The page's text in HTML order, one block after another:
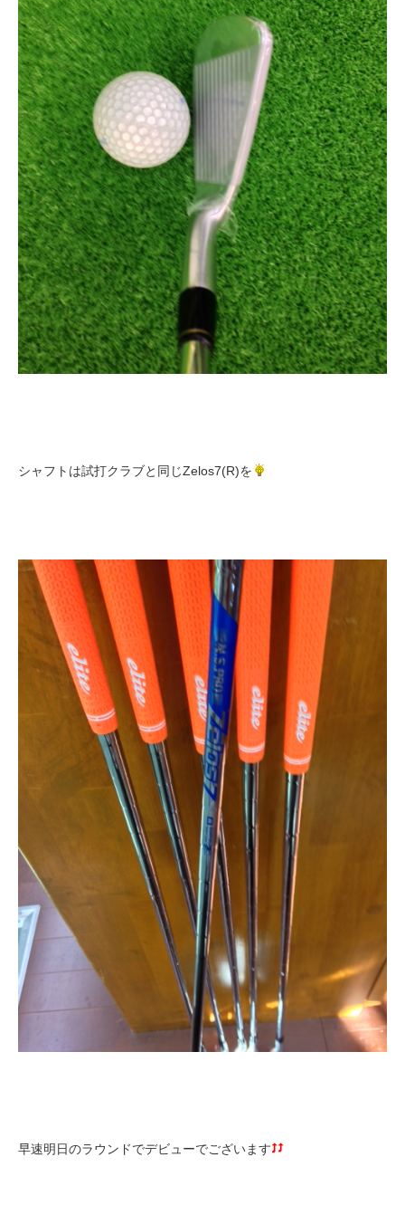
シャフトは試打クラブと同じZelos7(R)を
早速明日のラウンドでデビューでございます